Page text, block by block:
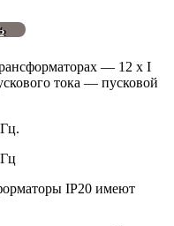
— 12 х I
тока — пусковой
IP20 имеют